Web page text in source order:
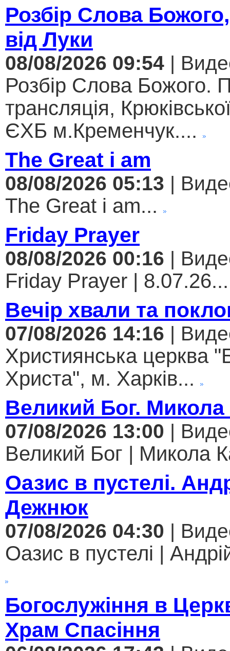
Розбір Слова
від Луки
08/08/2026 09:54 |
Розбір Слова Божого.
трансляція,
ЄХБ м.Кременчук....
The Great i am
08/08/2026 05:13 |
The Great i am...
Friday Prayer
08/08/2026 00:16 |
Friday Prayer | 8.07.26...
Вечір хвали та
07/08/2026 14:16 |
Християнська церква
Христа", м. Харків...
Великий Бог. Микола
07/08/2026 13:00 |
Великий Бог | Микола
Оазис в пустелі.
Дежнюк
07/08/2026 04:30 |
Оазис в пустелі |
Богослужіння в
Храм Спасіння